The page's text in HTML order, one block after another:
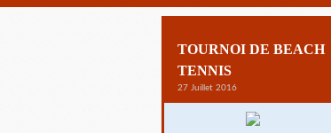
TOURNOI DE BEACH
TENNIS
27 Juillet 2016